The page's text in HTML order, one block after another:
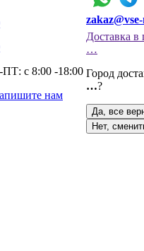
с 8:00 -18:00
нам
Доставка в
…
Город
…?
Да, все
Нет,